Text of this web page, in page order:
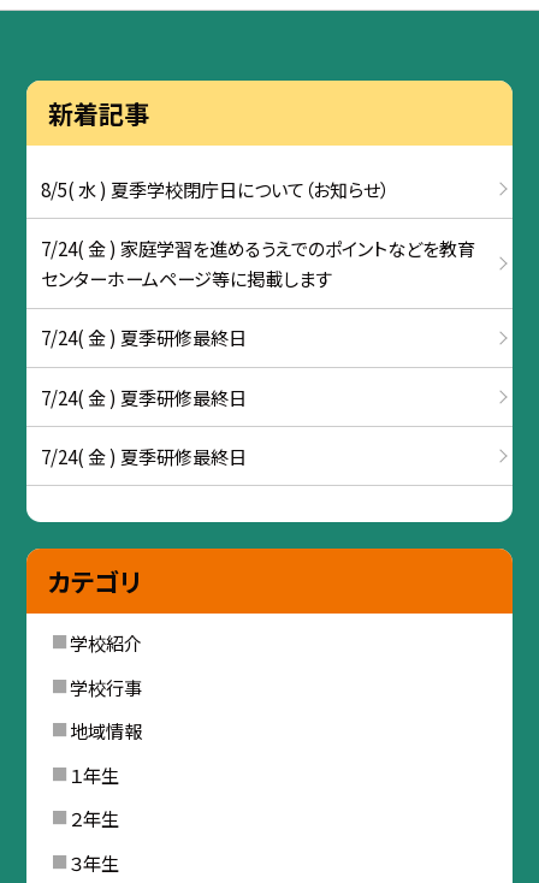
新着記事
8/5( 水 ) 夏季学校閉庁日について（お知らせ）
7/24( 金 ) 家庭学習を進めるうえでのポイントなどを教育
センターホームページ等に掲載します
7/24( 金 ) 夏季研修最終日
7/24( 金 ) 夏季研修最終日
7/24( 金 ) 夏季研修最終日
カテゴリ
学校紹介
学校行事
地域情報
１年生
２年生
３年生